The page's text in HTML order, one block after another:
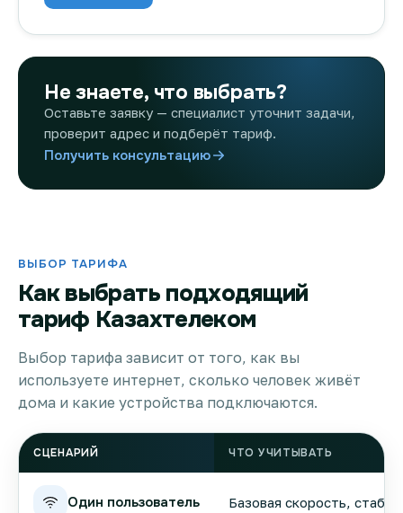
Не знаете, что выбрать?
Оставьте заявку — специалист уточнит задачи,
проверит адрес и подберёт тариф.
Получить консультацию
ВЫБОР ТАРИФА
Как выбрать подходящий
тариф Казахтелеком
Выбор тарифа зависит от того, как вы
используете интернет, сколько человек живёт
дома и какие устройства подключаются.
СЦЕНАРИЙ ЧТО УЧИТЫВАТЬ
Один пользователь Базовая скорость,